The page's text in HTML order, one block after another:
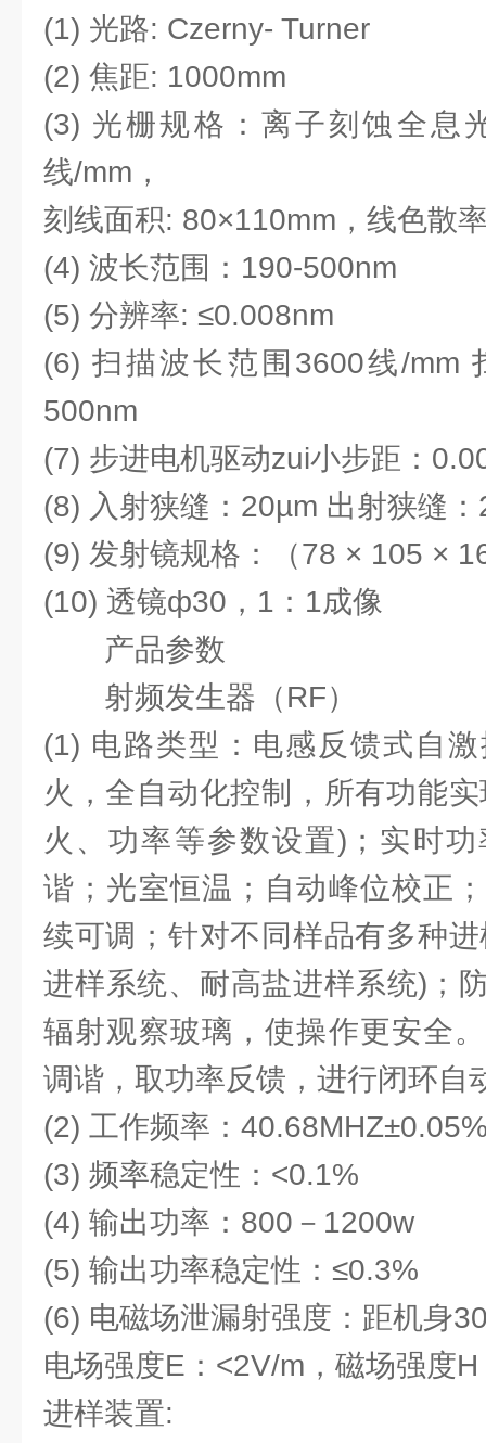
(1) 光路: Czerny- Turner
(2) 焦距: 1000mm
(3) 光栅规格：离子刻蚀全息
线/mm，
刻线面积: 80×110mm，线色散
(4) 波长范围：190-500nm
(5) 分辨率: ≤0.008nm
(6) 扫描波长范围3600线/mm
500nm
(7) 步进电机驱动zui小步距：
(8) 入射狭缝：20µm 出射狭缝
(9) 发射镜规格：（78 × 105 ×
(10) 透镜ф30，1：1成像
产品参数
射频发生器（RF）
(1) 电路类型：电感反馈式自
火，全自动化控制，所有功能
火、功率等参数设置)；实时
谐；光室恒温；自动峰位校正
续可调；针对不同样品有多种
进样系统、耐高盐进样系统)；
辐射观察玻璃，使操作更安全
调谐，取功率反馈，进行闭环自
(2) 工作频率：
(3) 频率稳定性：<0.1%
(4) 输出功率：800－1200w
(5) 输出功率稳定性：≤0.3%
(6) 电磁场泄漏射强度：距机身
电场强度E：<2V/m，磁场强度
进样装置: